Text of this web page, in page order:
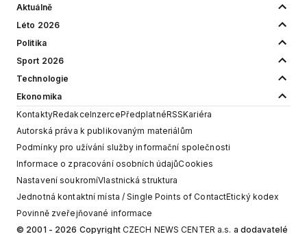
Aktuálně
Léto 2026
Politika
Sport 2026
Technologie
Ekonomika
KontaktyRedakceInzercePředplatnéRSSKariéra
Autorská práva k publikovaným materiálům
Podmínky pro užívání služby informační společnosti
Informace o zpracování osobních údajůCookies
Nastavení soukromíVlastnická struktura
Jednotná kontaktní místa / Single Points of ContactEtický kodex
Povinně zveřejňované informace
© 2001 - 2026 Copyright CZECH NEWS CENTER a.s. a dodavatelé